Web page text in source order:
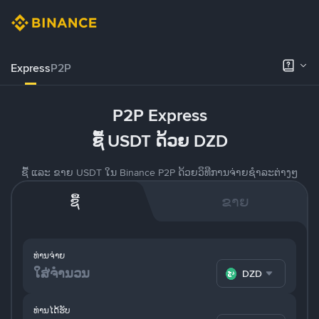
ExpressP2P
P2P Express
ຊື້ USDT ດ້ວຍ DZD
ຊື້ ແລະ ຂາຍ USDT ໃນ Binance P2P ດ້ວຍວິທີການຈ່າຍຊຳລະຕ່າງໆ
ຊື້ ຂາຍ
ທ່ານຈ່າຍ
DZD
ທ່ານໄດ້ຮັບ